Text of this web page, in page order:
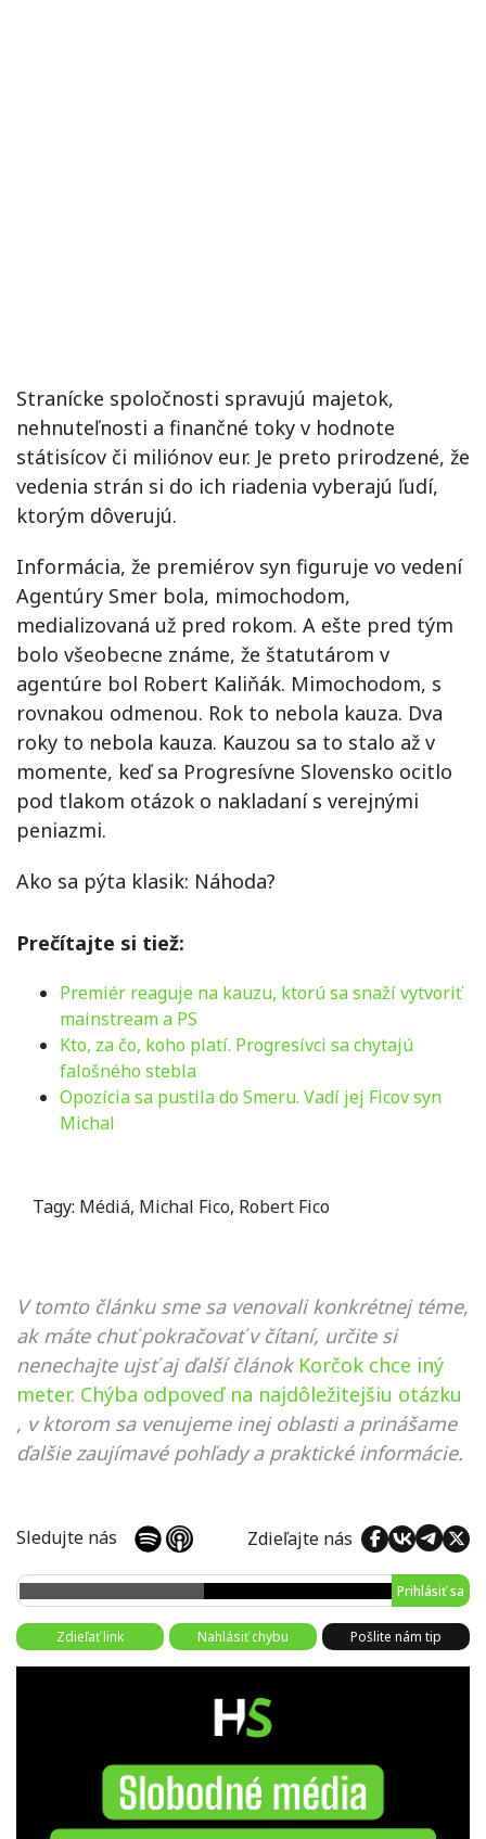
Stranícke spoločnosti spravujú majetok,
nehnuteľnosti a finančné toky v hodnote
státisícov či miliónov eur. Je preto prirodzené, že
vedenia strán si do ich riadenia vyberajú ľudí,
ktorým dôverujú.
Informácia, že premiérov syn figuruje vo vedení
Agentúry Smer bola, mimochodom,
medializovaná už pred rokom. A ešte pred tým
bolo všeobecne známe, že štatutárom v
agentúre bol Robert Kaliňák. Mimochodom, s
rovnakou odmenou. Rok to nebola kauza. Dva
roky to nebola kauza. Kauzou sa to stalo až v
momente, keď sa Progresívne Slovensko ocitlo
pod tlakom otázok o nakladaní s verejnými
peniazmi.
Ako sa pýta klasik: Náhoda?
Prečítajte si tiež:
Premiér reaguje na kauzu, ktorú sa snaží vytvoriť
mainstream a PS
Kto, za čo, koho platí. Progresívci sa chytajú
falošného stebla
Opozícia sa pustila do Smeru. Vadí jej Ficov syn
Michal
Tagy: Médiá, Michal Fico, Robert Fico
V tomto článku sme sa venovali konkrétnej téme,
ak máte chuť pokračovať v čítaní, určite si
nenechajte ujsť aj ďalší článok Korčok chce iný
meter. Chýba odpoveď na najdôležitejšiu otázku
, v ktorom sa venujeme inej oblasti a prinášame
ďalšie zaujímavé pohľady a praktické informácie.
Sledujte nás Zdieľajte nás
Prihlásiť sa
Zdieľať link Nahlásiť chybu Pošlite nám tip